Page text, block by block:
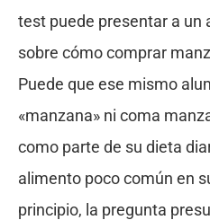
test puede presentar a un
sobre cómo comprar
Puede que ese mismo
«manzana» ni coma
como parte de su dieta
alimento poco común en
principio, la pregunta